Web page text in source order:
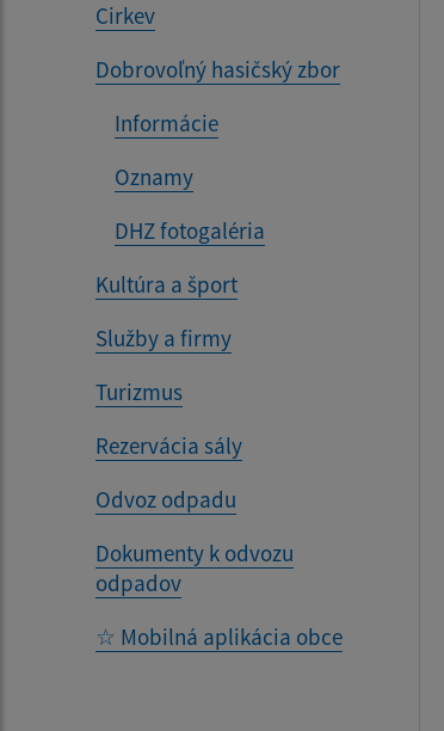
Cirkev
Dobrovoľný hasičský zbor
Informácie
Oznamy
DHZ fotogaléria
Kultúra a šport
Služby a firmy
Turizmus
Rezervácia sály
Odvoz odpadu
Dokumenty k odvozu
odpadov
☆ Mobilná aplikácia obce